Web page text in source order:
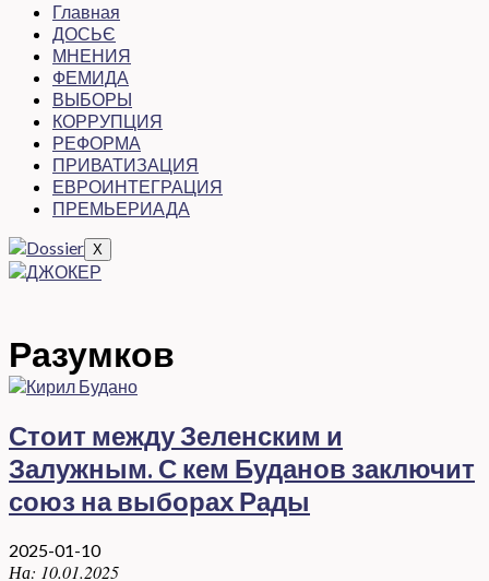
Главная
ДОСЬЄ
МНЕНИЯ
ФЕМИДА
ВЫБОРЫ
КОРРУПЦИЯ
РЕФОРМА
ПРИВАТИЗАЦИЯ
ЕВРОИНТЕГРАЦИЯ
ПРЕМЬЕРИАДА
X
Разумков
Стоит между Зеленским и
Залужным. С кем Буданов заключит
союз на выборах Рады
2025-01-10
На: 10.01.2025